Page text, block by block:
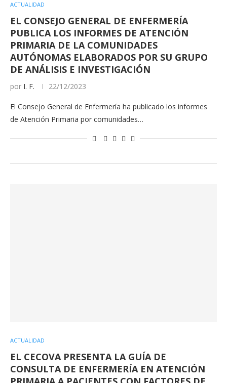
ACTUALIDAD
EL CONSEJO GENERAL DE ENFERMERÍA
PUBLICA LOS INFORMES DE ATENCIÓN
PRIMARIA DE LA COMUNIDADES
AUTÓNOMAS ELABORADOS POR SU GRUPO
DE ANÁLISIS E INVESTIGACIÓN
por I. F. 22/12/2023
El Consejo General de Enfermería ha publicado los informes
de Atención Primaria por comunidades…
ACTUALIDAD
EL CECOVA PRESENTA LA GUÍA DE
CONSULTA DE ENFERMERÍA EN ATENCIÓN